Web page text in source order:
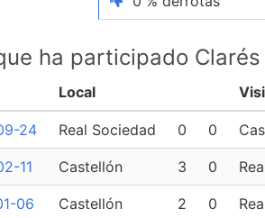
ha participado Clarés
Local
24 Real Sociedad 0 0
11 Castellón 3 0
06 Castellón 2 0